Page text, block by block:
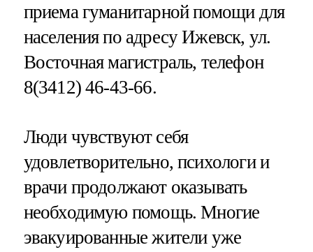
приема гуманитарной помощи для
населения по адресу Ижевск, ул.
Восточная магистраль, телефон
8(3412) 46-43-66.
Люди чувствуют себя
удовлетворительно, психологи и
врачи продолжают оказывать
необходимую помощь. Многие
эвакуированные жители уже